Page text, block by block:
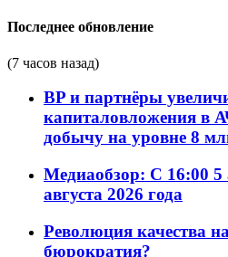
Последнее обновление
(7 часов назад)
BP и партнёры
капиталовложения в
добычу на уровне 8
Медиаобзор: С 16:00 5
августа 2026 года
Революция качества
бюрократия?